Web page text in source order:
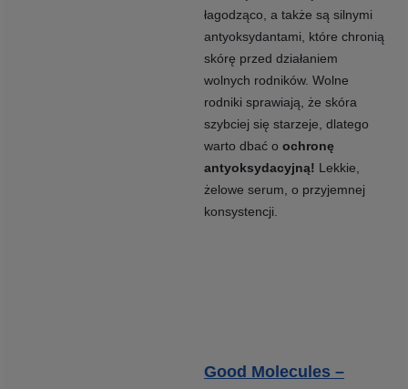
łagodząco, a także są silnymi
antyoksydantami, które chronią
skórę przed działaniem
wolnych rodników. Wolne
rodniki sprawiają, że skóra
szybciej się starzeje, dlatego
warto dbać o ochronę
antyoksydacyjną! Lekkie,
żelowe serum, o przyjemnej
konsystencji.
Good Molecules –